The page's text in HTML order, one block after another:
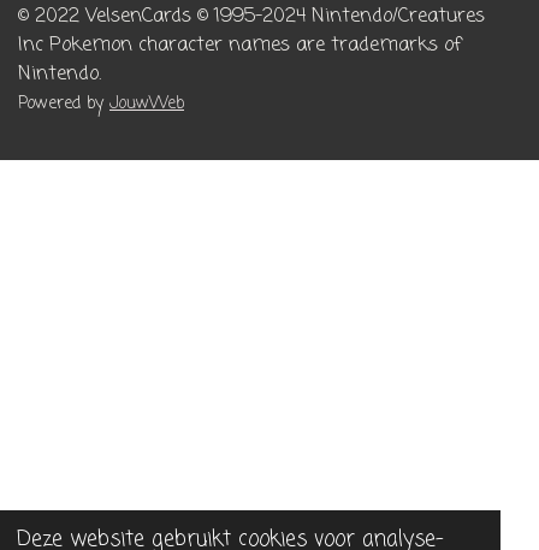
Deze website gebruikt cookies voor analyse-
© 2022 VelsenCards © 1995-2024 Nintendo/Creatures
Inc Pokemon character names are trademarks of
Nintendo.
Powered byJouwWeb